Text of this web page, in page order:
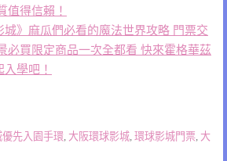
值得信賴！
城》麻瓜們必看的魔法世界攻略 門票交
必買限定商品一次全都看 快來霍格華茲
學吧！
先入園手環, 大阪環球影城, 環球影城門票, 大